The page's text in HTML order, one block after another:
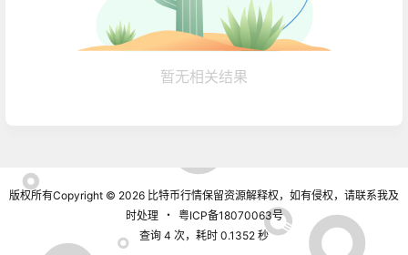
暂无相关结果
版权所有Copyright © 2026 比特币行情保留资源解释权，如有侵权，请联系我及
时处理
・ 粤ICP备18070063号
查询 4 次，耗时 0.1352 秒